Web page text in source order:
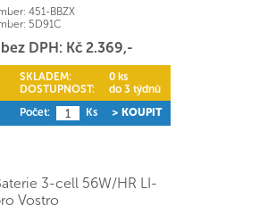
451-BBZX
5D91C
DPH: Kč 2.369,-
SKLADEM:
0 ks
DOSTUPNOST:
do 3 týdnů
Počet:
Ks > KOUPIT
3-cell 56W/HR LI-
Vostro